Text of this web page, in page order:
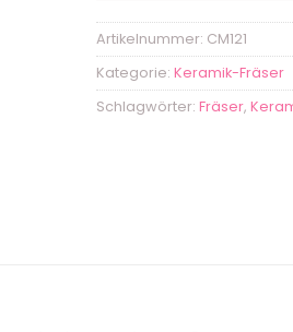
Artikelnummer: CM121
Kategorie: Keramik-Fräser
Schlagwörter: Fräser,